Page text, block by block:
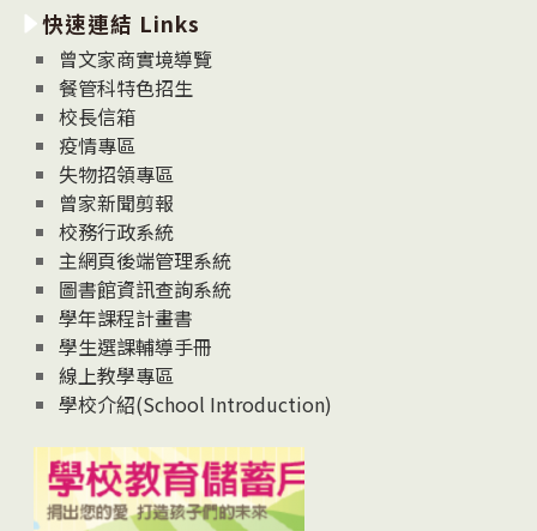
消
息
News
快速連結 Links
曾文家商實境導覽
餐管科特色招生
校長信箱
疫情專區
失物招領專區
曾家新聞剪報
校務行政系統
主網頁後端管理系統
圖書館資訊查詢系統
學年課程計畫書
學生選課輔導手冊
線上教學專區
學校介紹(School Introduction)